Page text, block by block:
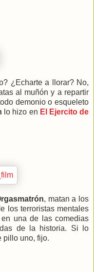
¿Echarte a llorar? No,
al muñón y a repartir
demonio o esqueleto
lo hizo en El Ejercito de
, matan a los
los terroristas mentales
una de las comedias
de la historia. Si lo
pillo uno, fijo.